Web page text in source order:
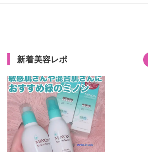
新着美容レポ